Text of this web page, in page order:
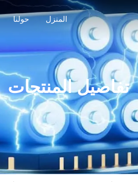
المنزل حولنا
تفاصيل المنتجات